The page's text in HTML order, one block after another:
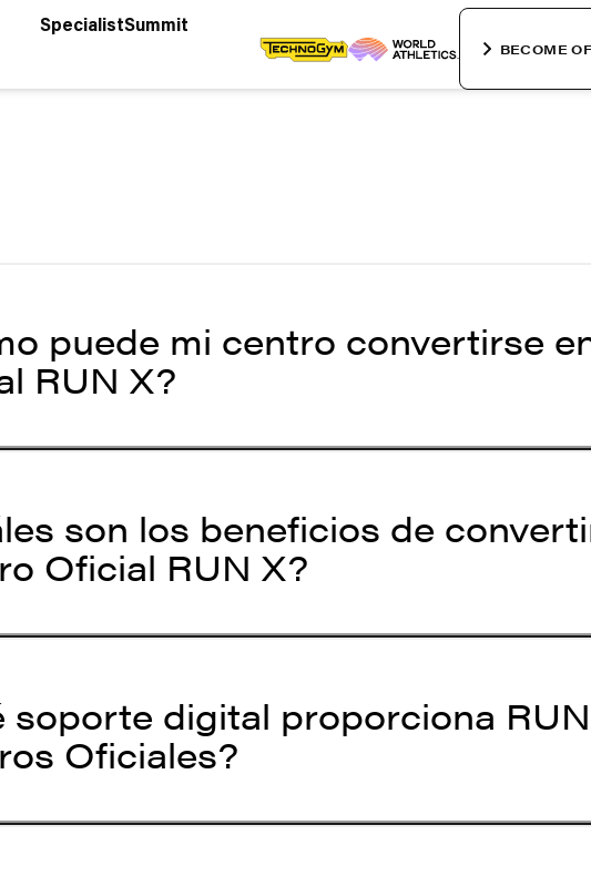
SpecialistSummit
BECOME
puede mi centro convertirse
RUN X?
son los beneficios de
Oficial RUN X?
soporte digital proporciona
Oficiales?